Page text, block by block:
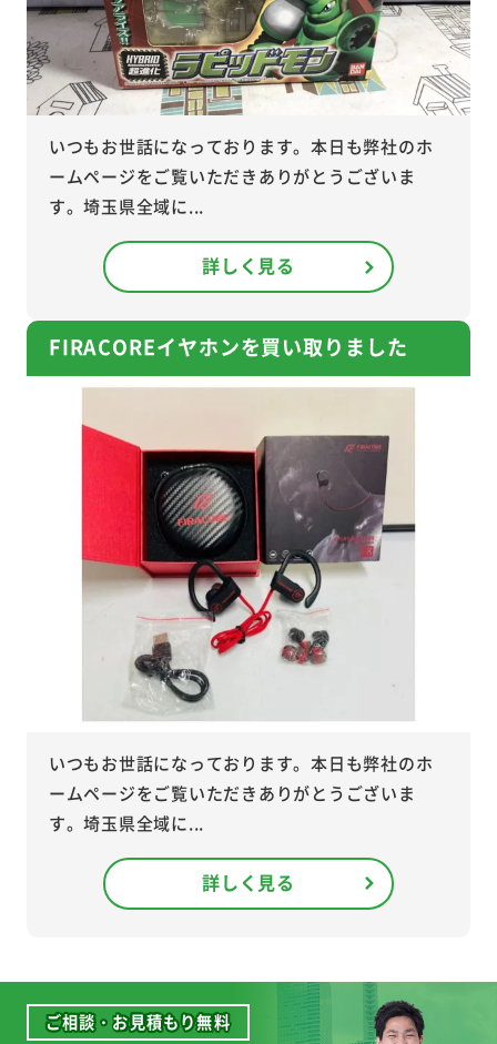
いつもお世話になっております。本日も弊社のホ
ームページをご覧いただきありがとうございま
す。埼玉県全域に...
詳しく見る
FIRACOREイヤホンを買い取りました
いつもお世話になっております。本日も弊社のホ
ームページをご覧いただきありがとうございま
す。埼玉県全域に...
詳しく見る
ご相談・お見積もり無料